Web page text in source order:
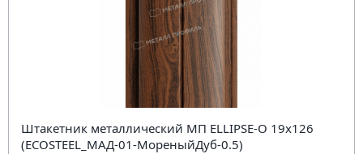
Штакетник металлический МП ELLIPSE-O 19х126
(ECOSTEEL_МАД-01-МореныйДуб-0.5)